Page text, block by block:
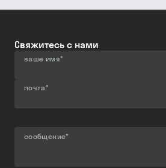
Свяжитесь с нами
ваше имя*
почта*
сообщение*